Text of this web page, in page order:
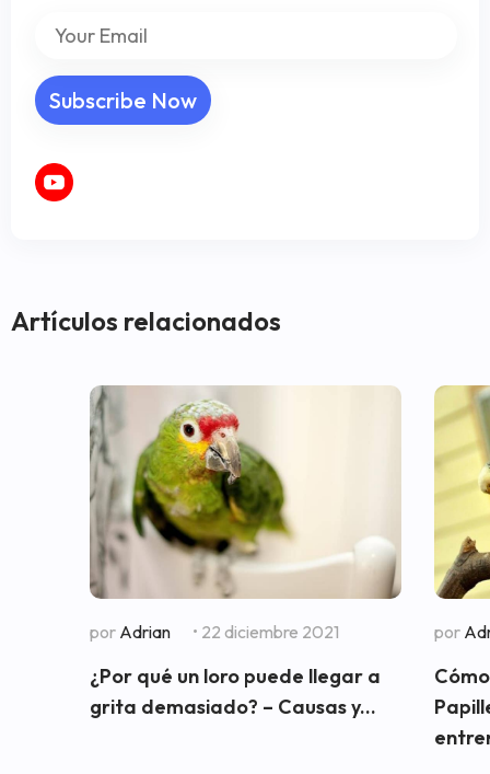
Artículos relacionados
por Adrian • 22 diciembre 2021
¿Por qué un loro puede llegar a
grita demasiado? – Causas y...
por